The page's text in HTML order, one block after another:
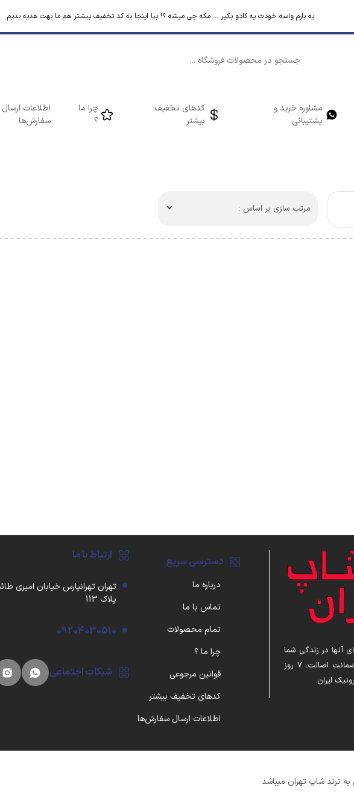
یه بارم واسه خودت یه کادو بگیر ... مگه چی میشه ؟! بیا اینجا یه کد تخفیف بیشتر هم ما بهت هدیه بدیم
مشاوره خرید و
پشتیبانی
کدهای تخفیف
بیشتر
چرا ما
؟
اطلاعات ارسال
سفارش‌ها
مرتب سازی بر اساس :
آنها در زندگی شما
خالیست! واردکننده مستقیم گجت‌های به‌روز با ضمانت اصالت، ۷ روز
ایران.
دسترسی سریع
درباره ما
تماس با ما
تمام محصولات
چرا ما ؟
قوانین مرجوعی
کدهای تخفیف بیشتر
اطلاعات ارسال سفارش‌ها
ارتباط با ما
تهران تهرانپارس خیابان امیری
پلاک 113
09204030510
شبکات اجتماعی
ترند شاپ تهران میباشد